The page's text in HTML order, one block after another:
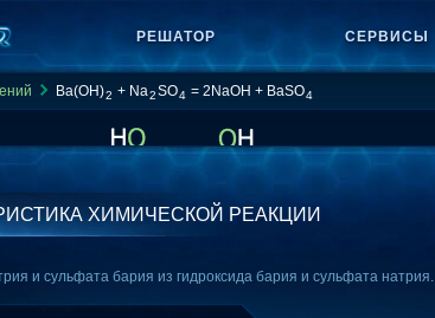
РЕШАТОР СЕРВИСЫ
Ba(OH)2 + Na2SO4 = 2NaOH + BaSO4
ХИМИЧЕСКОЙ РЕАКЦИИ
и сульфата бария из гидроксида бария и сульфата натрия.